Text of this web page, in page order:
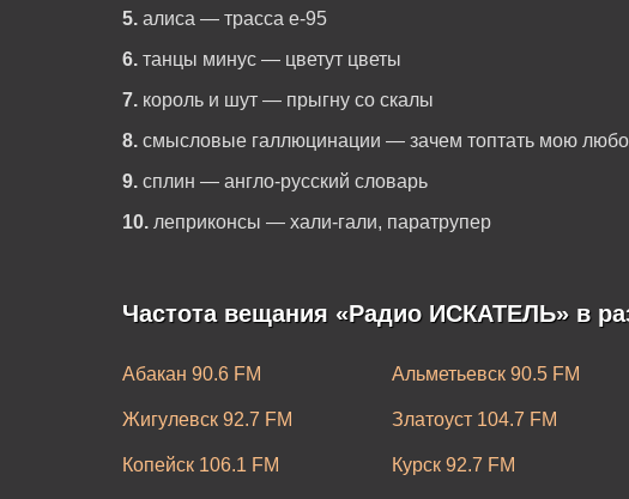
5. алиса — трасса е-95
6. танцы минус — цветут цветы
7. король и шут — прыгну со скалы
8. смысловые галлюцинации — зачем топтать мою
9. сплин — англо-русский словарь
10. леприконсы — хали-гали, паратрупер
Частота вещания «Радио ИСКАТЕЛЬ» в
Абакан 90.6 FM Альметьевск 90.5 FM
Жигулевск 92.7 FM Златоуст 104.7 FM
Копейск 106.1 FM Курск 92.7 FM